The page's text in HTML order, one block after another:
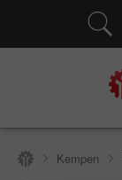
Kempen